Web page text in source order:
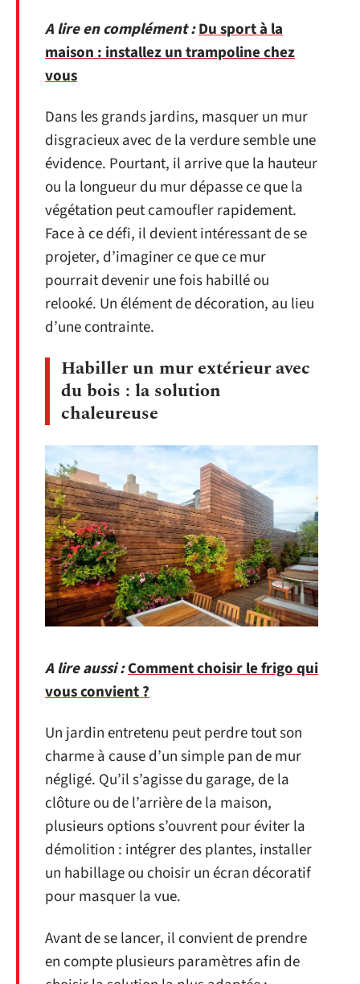
A lire en complément :Du sport à la
maison : installez un trampoline chez
vous
Dans les grands jardins, masquer un mur
disgracieux avec de la verdure semble une
évidence. Pourtant, il arrive que la hauteur
ou la longueur du mur dépasse ce que la
végétation peut camoufler rapidement.
Face à ce défi, il devient intéressant de se
projeter, d’imaginer ce que ce mur
pourrait devenir une fois habillé ou
relooké. Un élément de décoration, au lieu
d’une contrainte.
Habiller un mur extérieur avec
du bois : la solution
chaleureuse
A lire aussi :Comment choisir le frigo qui
vous convient ?
Un jardin entretenu peut perdre tout son
charme à cause d’un simple pan de mur
négligé. Qu’il s’agisse du garage, de la
clôture ou de l’arrière de la maison,
plusieurs options s’ouvrent pour éviter la
démolition : intégrer des plantes, installer
un habillage ou choisir un écran décoratif
pour masquer la vue.
Avant de se lancer, il convient de prendre
en compte plusieurs paramètres afin de